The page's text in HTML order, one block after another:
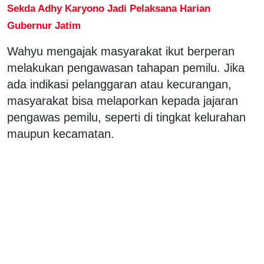
Sekda Adhy Karyono Jadi Pelaksana Harian
Gubernur Jatim
Wahyu mengajak masyarakat ikut berperan
melakukan pengawasan tahapan pemilu. Jika
ada indikasi pelanggaran atau kecurangan,
masyarakat bisa melaporkan kepada jajaran
pengawas pemilu, seperti di tingkat kelurahan
maupun kecamatan.